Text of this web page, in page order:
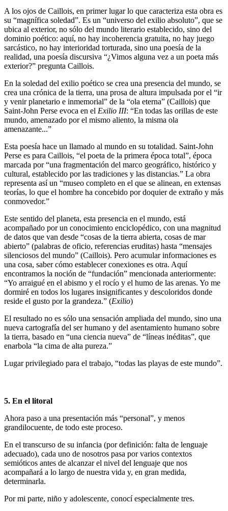
A los ojos de Caillois, en primer lugar lo que caracteriza esta obra es
su “magnífica soledad”. Es un “universo del exilio absoluto”, que se
ubica al exterior, no sólo del mundo literario establecido, sino del
dominio poético: aquí, no hay incoherencia gratuita, no hay juego
sarcástico, no hay interioridad torturada, sino una poesía de la
realidad, una poesía discursiva “¿Vimos alguna vez a un poeta más
exterior?” pregunta Caillois.
En la soledad del exilio poético se crea una presencia del mundo, se
crea una crónica de la tierra, una prosa de altura impulsada por el “ir
y venir planetario e inmemorial” de la “ola eterna” (Caillois) que
Saint-John Perse evoca en el Exilio III: “En todas las orillas de este
mundo, amenazado por el mismo aliento, la misma ola
amenazante...”
Esta poesía hace un llamado al mundo en su totalidad. Saint-John
Perse es para Caillois, “el poeta de la primera época total”, época
marcada por “una fragmentación del marco geográfico, histórico y
cultural, establecido por las tradiciones y las distancias.” La obra
representa así un “museo completo en el que se alinean, en extensas
teorías, lo que el hombre ha concebido por doquier de extraño y más
conmovedor.”
Este sentido del planeta, esta presencia en el mundo, está
acompañado por un conocimiento enciclopédico, con una magnitud
de datos que van desde “cosas de la tierra abierta, cosas de mar
abierto” (palabras de oficio, referencias eruditas) hasta “mensajes
silenciosos del mundo” (Caillois). Pero acumular informaciones es
una cosa, saber cómo establecer conexiones es otra. Aquí
encontramos la noción de “fundación” mencionada anteriormente:
“Yo arraigué en el abismo y el rocío y el humo de las arenas. Yo me
dormiré en todos los lugares insignificantes y descoloridos donde
reside el gusto por la grandeza.” (Exilio)
El resultado no es sólo una sensación ampliada del mundo, sino una
nueva cartografía del ser humano y del asentamiento humano sobre
la tierra, basado en “una ciencia nueva” de “líneas inéditas”, que
enarbola “la cima de alta pureza.”
Lugar privilegiado para el trabajo, “todas las playas de este mundo”.
5. En el litoral
Ahora paso a una presentación más “personal”, y menos
grandilocuente, de todo este proceso.
En el transcurso de su infancia (por definición: falta de lenguaje
adecuado), cada uno de nosotros pasa por varios contextos
semióticos antes de alcanzar el nivel del lenguaje que nos
acompañará a lo largo de nuestra vida y, en gran medida,
determinarla.
Por mi parte, niño y adolescente, conocí especialmente tres.